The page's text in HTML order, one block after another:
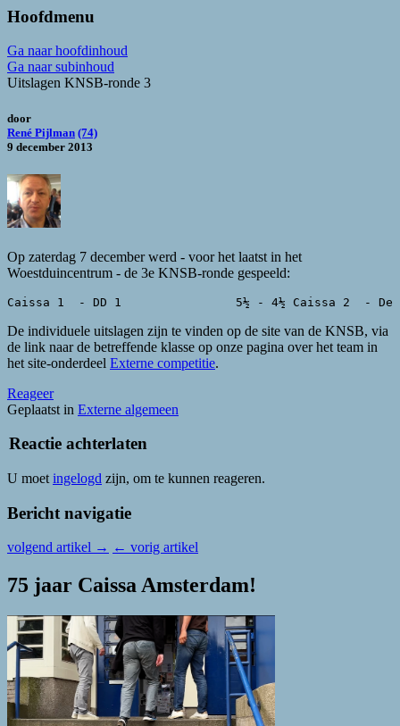
Hoofdmenu
Ga naar hoofdinhoud
Ga naar subinhoud
Uitslagen KNSB-ronde 3
door
René Pijlman (74)
9 december 2013
Op zaterdag 7 december werd - voor het laatst in het
Woestduincentrum - de 3e KNSB-ronde gespeeld:
Caissa 1  - DD 1                5½ - 4½ Caissa 2  - De
De individuele uitslagen zijn te vinden op de site van de KNSB, via
de link naar de betreffende klasse op onze pagina over het team in
het site-onderdeel Externe competitie.
Reageer
Geplaatst in Externe algemeen
Reactie achterlaten
U moet ingelogd zijn, om te kunnen reageren.
Bericht navigatie
volgend artikel → ← vorig artikel
75 jaar Caissa Amsterdam!